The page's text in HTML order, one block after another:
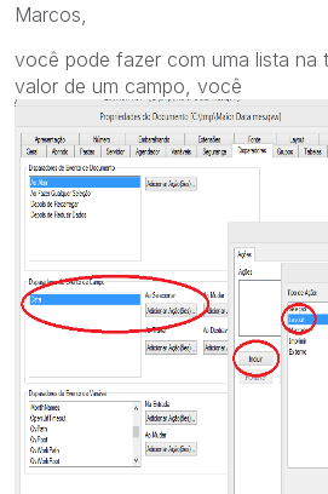
Marcos,
você pode fazer com uma lista na
valor de um campo, você